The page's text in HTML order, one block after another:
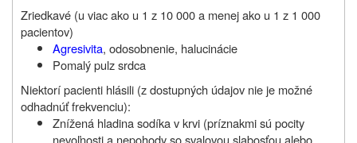
Zriedkavé (u viac ako u 1 z 10 000 a menej ako u 1 z 1 000
pacientov)
Agresivita, odosobnenie, halucinácie
Pomalý pulz srdca
Niektorí pacienti hlásili (z dostupných údajov nie je možné
odhadnúť frekvenciu):
Znížená hladina sodíka v krvi (príznakmi sú pocity
nevoľnosti a nepohody so svalovou slabosťou alebo